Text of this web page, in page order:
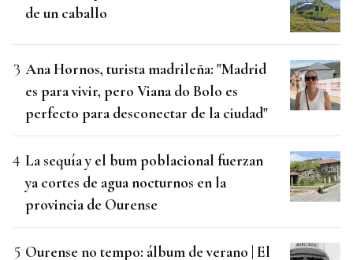
de un caballo
Ana Hornos, turista madrileña: "Madrid
es para vivir, pero Viana do Bolo es
perfecto para desconectar de la ciudad"
La sequía y el bum poblacional fuerzan
ya cortes de agua nocturnos en la
provincia de Ourense
Ourense no tempo: álbum de verano | El